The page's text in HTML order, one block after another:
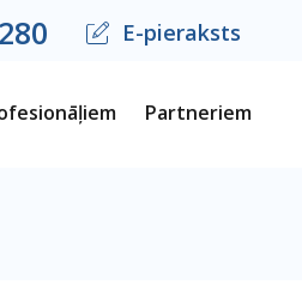
280 E-pieraksts
Partneriem